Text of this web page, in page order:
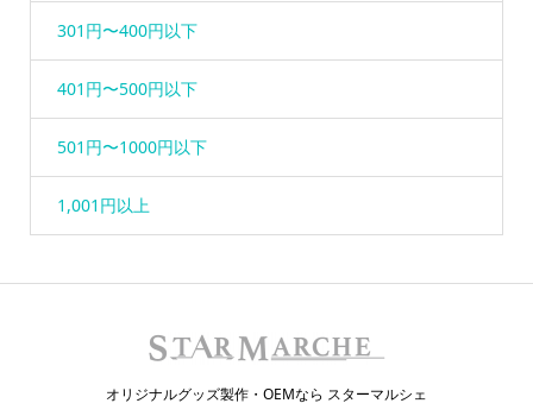
301円〜400円以下
401円〜500円以下
501円〜1000円以下
1,001円以上
オリジナルグッズ製作・OEMなら スターマルシェ